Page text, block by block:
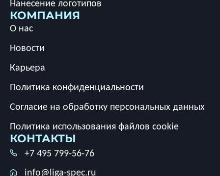
Нанесение логотипов
КОМПАНИЯ
О нас
Новости
Карьера
Политика конфиденциальности
Согласие на обработку персональных данных
Политика использования файлов cookie
КОНТАКТЫ
+7 495 799-56-76
info@liga-spec.ru